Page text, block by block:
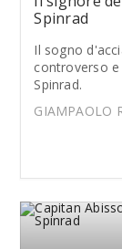
Spinrad
Il sogno
controverso
Spinrad.
GIAMPAOLO